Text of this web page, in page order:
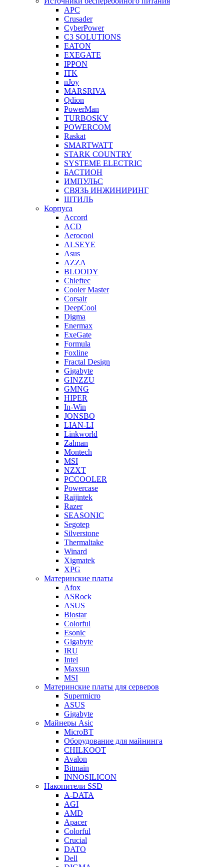
APC
Crusader
CyberPower
C3 SOLUTIONS
EATON
EXEGATE
IPPON
ITK
nJoy
MARSRIVA
Qdion
PowerMan
TURBOSKY
POWERCOM
Raskat
SMARTWATT
STARK COUNTRY
SYSTEME ELECTRIC
БАСТИОН
ИМПУЛЬС
СВЯЗЬ ИНЖИНИРИНГ
ШТИЛЬ
Корпуса
Accord
ACD
Aerocool
ALSEYE
Asus
AZZA
BLOODY
Chieftec
Cooler Master
Corsair
DeepCool
Digma
Enermax
ExeGate
Formula
Foxline
Fractal Design
Gigabyte
GINZZU
GMNG
HIPER
In-Win
JONSBO
LIAN-LI
Linkworld
Zalman
Montech
MSI
NZXT
PCCOOLER
Powercase
Raijintek
Razer
SEASONIC
Segotep
Silverstone
Thermaltake
Winard
Xigmatek
XPG
Материнские платы
Afox
ASRock
ASUS
Biostar
Colorful
Esonic
Gigabyte
IRU
Intel
Maxsun
MSI
Материнские платы для серверов
Supermicro
ASUS
Gigabyte
Майнеры Asic
MicroBT
Оборудование для майнинга
CHILKOOT
Avalon
Bitmain
INNOSILICON
Накопители SSD
A-DATA
AGI
AMD
Apacer
Colorful
Crucial
DATO
Dell